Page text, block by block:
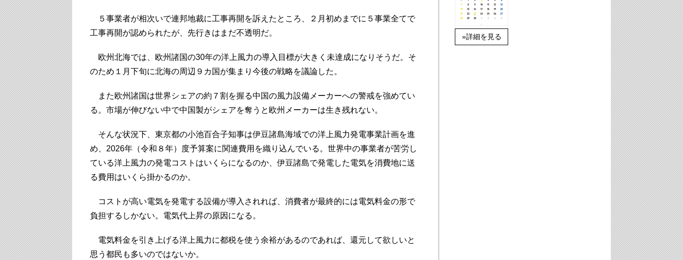
５事業者が相次いで連邦地裁に工事再開を訴えたところ、２月初めまでに５事業全てで
工事再開が認められたが、先行きはまだ不透明だ。
欧州北海では、欧州諸国の30年の洋上風力の導入目標が大きく未達成になりそうだ。そ
のため１月下旬に北海の周辺９カ国が集まり今後の戦略を議論した。
また欧州諸国は世界シェアの約７割を握る中国の風力設備メーカーへの警戒を強めてい
る。市場が伸びない中で中国製がシェアを奪うと欧州メーカーは生き残れない。
そんな状況下、東京都の小池百合子知事は伊豆諸島海域での洋上風力発電事業計画を進
め、2026年（令和８年）度予算案に関連費用を織り込んでいる。世界中の事業者が苦労し
ている洋上風力の発電コストはいくらになるのか、伊豆諸島で発電した電気を消費地に送
る費用はいくら掛かるのか。
コストが高い電気を発電する設備が導入されれば、消費者が最終的には電気料金の形で
負担するしかない。電気代上昇の原因になる。
電気料金を引き上げる洋上風力に都税を使う余裕があるのであれば、還元して欲しいと
思う都民も多いのではないか。
»詳細を見る